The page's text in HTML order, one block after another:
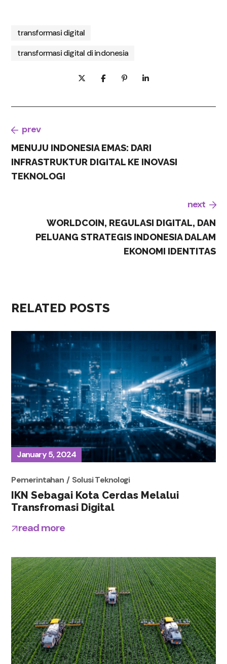
transformasi digital
transformasi digital di indonesia
prev
MENUJU INDONESIA EMAS: DARI
INFRASTRUKTUR DIGITAL KE INOVASI
TEKNOLOGI
next
WORLDCOIN, REGULASI DIGITAL, DAN
PELUANG STRATEGIS INDONESIA DALAM
EKONOMI IDENTITAS
RELATED POSTS
January 5, 2024
Pemerintahan Solusi Teknologi
IKN Sebagai Kota Cerdas Melalui
Transfromasi Digital
read more